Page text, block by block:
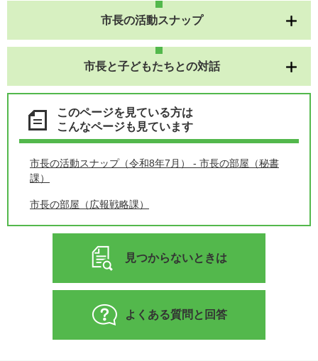
市長の活動スナップ
市長と子どもたちとの対話
このページを見ている方は
こんなページも見ています
市長の活動スナップ（令和8年7月） - 市長の部屋（秘書
課）
市長の部屋（広報戦略課）
見つからないときは
よくある質問と回答